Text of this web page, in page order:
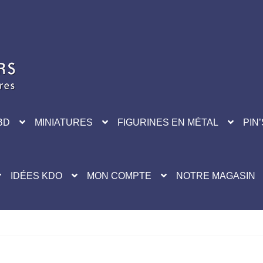
MINIATURES FIGURINES EN MÉTAL
IDÉES KDO MON COMPTE NOTRE MAGASIN